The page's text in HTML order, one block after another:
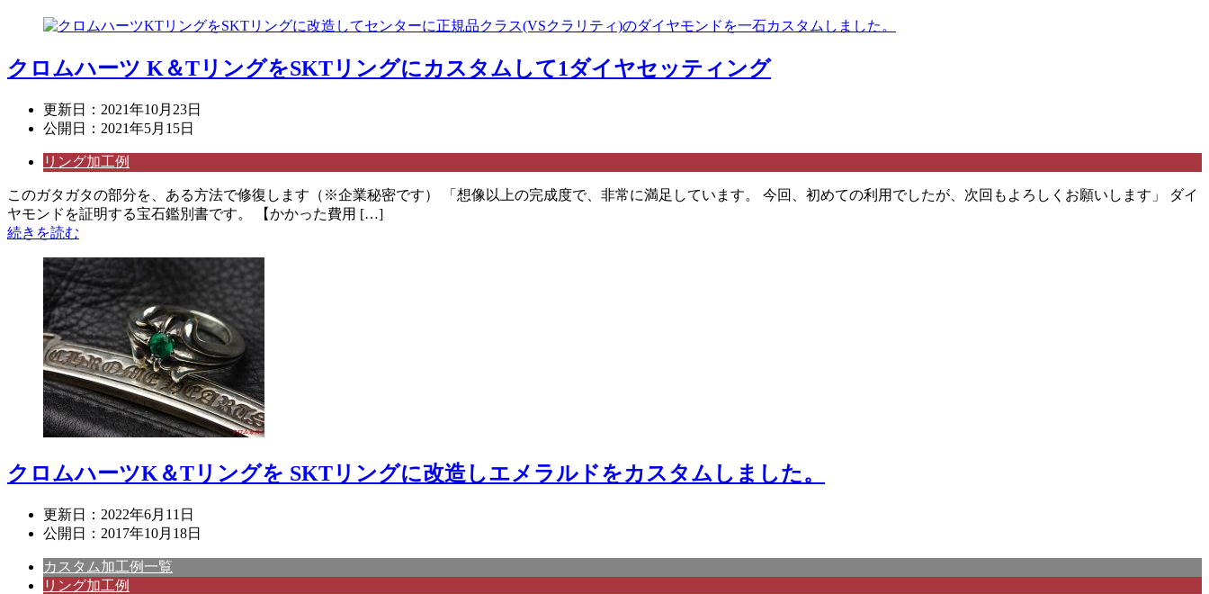
クロムハーツ K＆TリングをSKTリングにカスタムして1ダイヤセッティング
更新日： 2021年10月23日
公開日： 2021年5月15日
リング加工例
このガタガタの部分を、ある方法で修復します（※企業秘密です） 「想像以上の完成度で、非常に満足しています。 今回、初めての利用でしたが、次回もよろしくお願いします」 ダイ
ヤモンドを証明する宝石鑑別書です。 【かかった費用 […]
続きを読む
クロムハーツK＆Tリングを SKTリングに改造しエメラルドをカスタムしました。
更新日： 2022年6月11日
公開日： 2017年10月18日
カスタム加工例一覧
リング加工例